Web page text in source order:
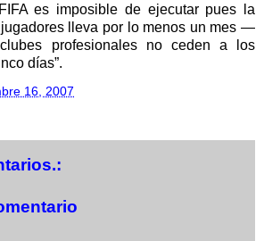
es imposible de ejecutar pues la
lleva por lo menos un mes —
profesionales no ceden a los
días”.
16, 2007